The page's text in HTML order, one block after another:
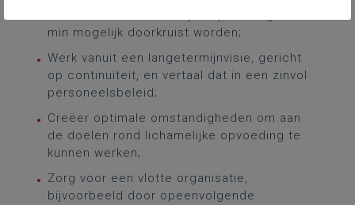
min mogelijk doorkruist worden;
Werk vanuit een langetermijnvisie, gericht
op continuïteit, en vertaal dat in een zinvol
personeelsbeleid;
Creëer optimale omstandigheden om aan
de doelen rond lichamelijke opvoeding te
kunnen werken;
Zorg voor een vlotte organisatie,
bijvoorbeeld door opeenvolgende